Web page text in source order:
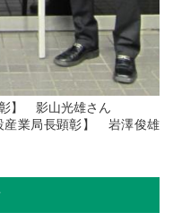
】 影山光雄さん
産業局長顕彰】 岩澤俊雄